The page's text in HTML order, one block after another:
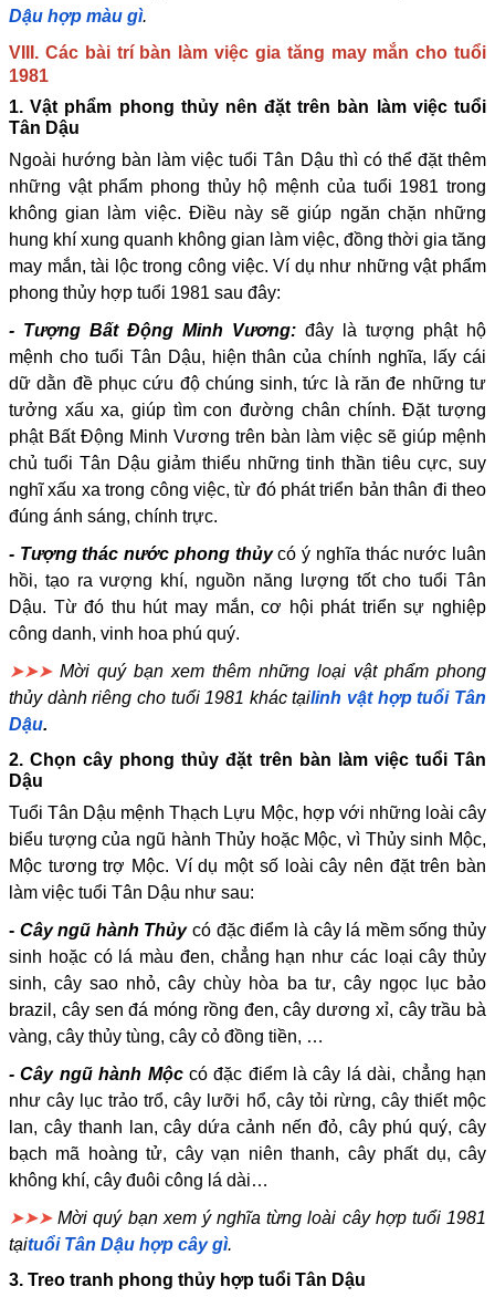
Dậu hợp màu gì.
VIII. Các bài trí bàn làm việc gia tăng may mắn cho tuổi
1981
1. Vật phẩm phong thủy nên đặt trên bàn làm việc tuổi
Tân Dậu
Ngoài hướng bàn làm việc tuổi Tân Dậu thì có thể đặt thêm
những vật phẩm phong thủy hộ mệnh của tuổi 1981 trong
không gian làm việc. Điều này sẽ giúp ngăn chặn những
hung khí xung quanh không gian làm việc, đồng thời gia tăng
may mắn, tài lộc trong công việc. Ví dụ như những vật phẩm
phong thủy hợp tuổi 1981 sau đây:
- Tượng Bất Động Minh Vương: đây là tượng phật hộ
mệnh cho tuổi Tân Dậu, hiện thân của chính nghĩa, lấy cái
dữ dằn đề phục cứu độ chúng sinh, tức là răn đe những tư
tưởng xấu xa, giúp tìm con đường chân chính. Đặt tượng
phật Bất Động Minh Vương trên bàn làm việc sẽ giúp mệnh
chủ tuổi Tân Dậu giảm thiểu những tinh thần tiêu cực, suy
nghĩ xấu xa trong công việc, từ đó phát triển bản thân đi theo
đúng ánh sáng, chính trực.
- Tượng thác nước phong thủycó ý nghĩa thác nước luân
hồi, tạo ra vượng khí, nguồn năng lượng tốt cho tuổi Tân
Dậu. Từ đó thu hút may mắn, cơ hội phát triển sự nghiệp
công danh, vinh hoa phú quý.
➤➤➤Mời quý bạn xem thêm những loại vật phẩm phong
thủy dành riêng cho tuổi 1981 khác tạilinh vật hợp tuổi Tân
Dậu.
2. Chọn cây phong thủy đặt trên bàn làm việc tuổi Tân
Dậu
Tuổi Tân Dậu mệnh Thạch Lựu Mộc, hợp với những loài cây
biểu tượng của ngũ hành Thủy hoặc Mộc, vì Thủy sinh Mộc,
Mộc tương trợ Mộc. Ví dụ một số loài cây nên đặt trên bàn
làm việc tuổi Tân Dậu như sau:
- Cây ngũ hành Thủycó đặc điểm là cây lá mềm sống thủy
sinh hoặc có lá màu đen, chẳng hạn như các loại cây thủy
sinh, cây sao nhỏ, cây chùy hòa ba tư, cây ngọc lục bảo
brazil, cây sen đá móng rồng đen, cây dương xỉ, cây trầu bà
vàng, cây thủy tùng, cây cỏ đồng tiền, …
- Cây ngũ hành Mộccó đặc điểm là cây lá dài, chẳng hạn
như cây lục trảo trổ, cây lưỡi hổ, cây tỏi rừng, cây thiết mộc
lan, cây thanh lan, cây dứa cảnh nến đỏ, cây phú quý, cây
bạch mã hoàng tử, cây vạn niên thanh, cây phất dụ, cây
không khí, cây đuôi công lá dài…
➤➤➤Mời quý bạn xem ý nghĩa từng loài cây hợp tuổi 1981
tạituổi Tân Dậu hợp cây gì.
3. Treo tranh phong thủy hợp tuổi Tân Dậu